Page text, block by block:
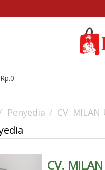
Penyedia CV. MILAN
CV.